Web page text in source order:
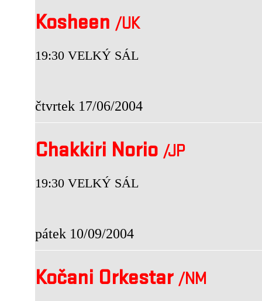
Kosheen /UK
19:30 VELKÝ SÁL
čtvrtek 17/06/2004
Chakkiri Norio /JP
19:30 VELKÝ SÁL
pátek 10/09/2004
Kočani Orkestar /NM